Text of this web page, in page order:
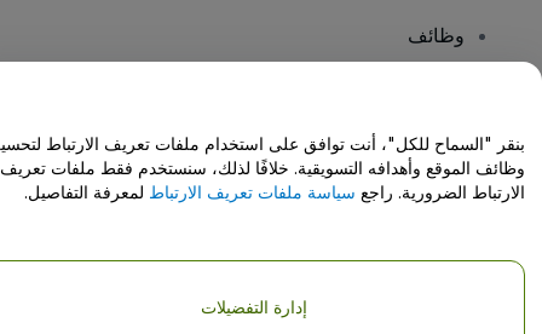
وظائف
مركز المساعدة / اتصل بنا
حقوق النشر © شركة فياجوجو المحدودة 2026
تفاصيل الشركة
بنقر "السماح للكل"، أنت توافق على استخدام ملفات تعريف الارتباط
وظائف الموقع وأهدافه التسويقية. خلافًا لذلك، سنستخدم فقط ملفات تعريف
الارتباط الضرورية. راجع سياسة ملفات تعريف الارتباط لمعرفة التفاصيل.
إدارة التفضيلات